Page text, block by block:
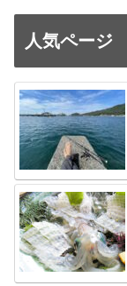
人気ページ